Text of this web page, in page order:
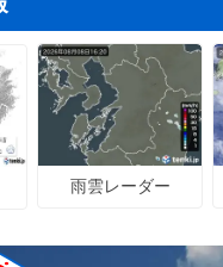
雨雲レーダー